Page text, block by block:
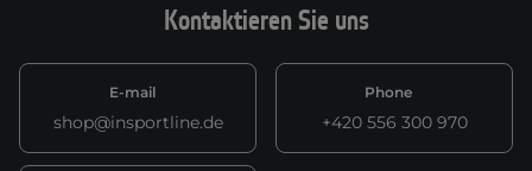
Kontaktieren Sie uns
E-mail
shop@insportline.de
Phone
+420 556 300 970